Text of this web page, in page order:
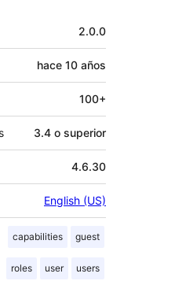
2.0.0
hace 10 años
100+
3.4 o superior
4.6.30
English (US)
capabilities guest
roles user users